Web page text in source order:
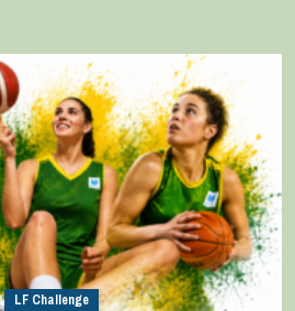
LF Challenge